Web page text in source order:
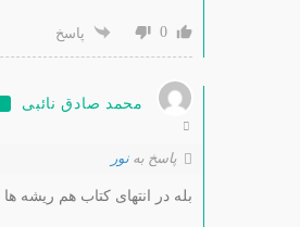
0 پاسخ
محمد صادق نائبی
پاسخ بهنور
بله در انتهای کتاب هم ریشه ها